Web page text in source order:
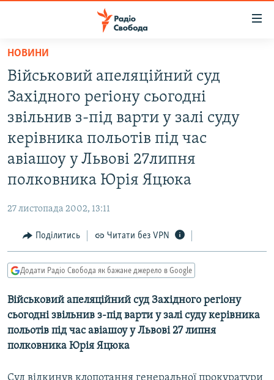
Перейти
основного
матеріалу
Перейти
до
основної
навігації
до
СТАТТІ
ПОЛІТИКА
ЕКОНОМІКА
СУСПІЛЬСТВО
УКРАЇНА
СВІТ
ВІЙНА
РОСІЙСЬКА «ФІЛЬТРАЦІЯ»
ДОНБАС.РЕАЛІЇ
СХЕМИ
КИТАЙ.ВИКЛИКИ
ФОТО
СПЕЦПРОЄКТИ
ПОДКАСТИ
НОВИНИ
Військовий апеляційний суд
Західного регіону сьогодні
звільнив з-під варти у залі суду
керівника польотів під час
авіашоу у Львові 27липня
полковника Юрія Яцюка
27 листопада 2002, 13:11
Поділитись Читати без VPN
Додати Радіо Свобода як бажане джерело в Google
Військовий апеляційний суд Західного регіону
сьогодні звільнив з-під варти у залі суду керівника
польотів під час авіашоу у Львові 27 липня
полковника Юрія Яцюка